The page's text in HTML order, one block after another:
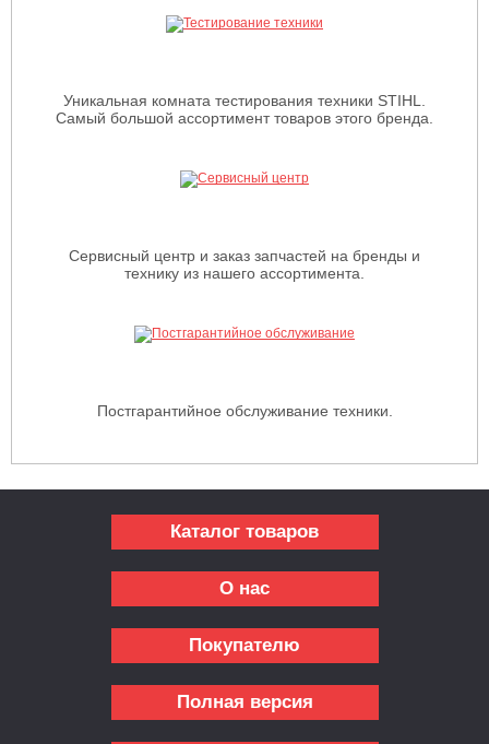
Уникальная комната тестирования техники STIHL.
Самый большой ассортимент товаров этого бренда.
Сервисный центр и заказ запчастей на бренды и
технику из нашего ассортимента.
Постгарантийное обслуживание техники.
Каталог товаров
О нас
Покупателю
Полная версия